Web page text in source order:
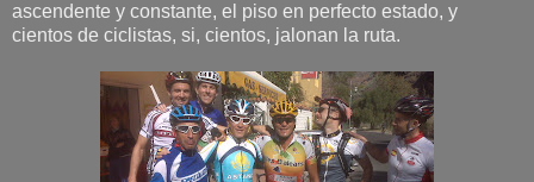
ascendente y constante, el piso en perfecto estado, y
cientos de ciclistas, si, cientos, jalonan la ruta.